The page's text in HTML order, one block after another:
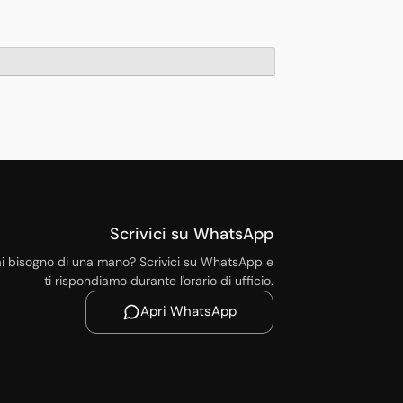
Scrivici su WhatsApp
bisogno di una mano? Scrivici su WhatsApp e
ti rispondiamo durante l'orario di ufficio.
Apri WhatsApp